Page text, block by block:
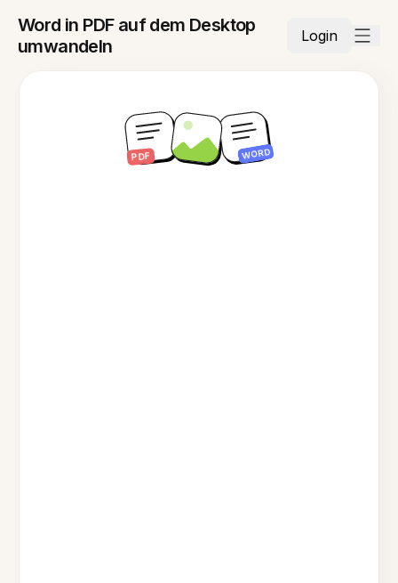
Word in PDF auf dem Desktop
umwandeln
Login